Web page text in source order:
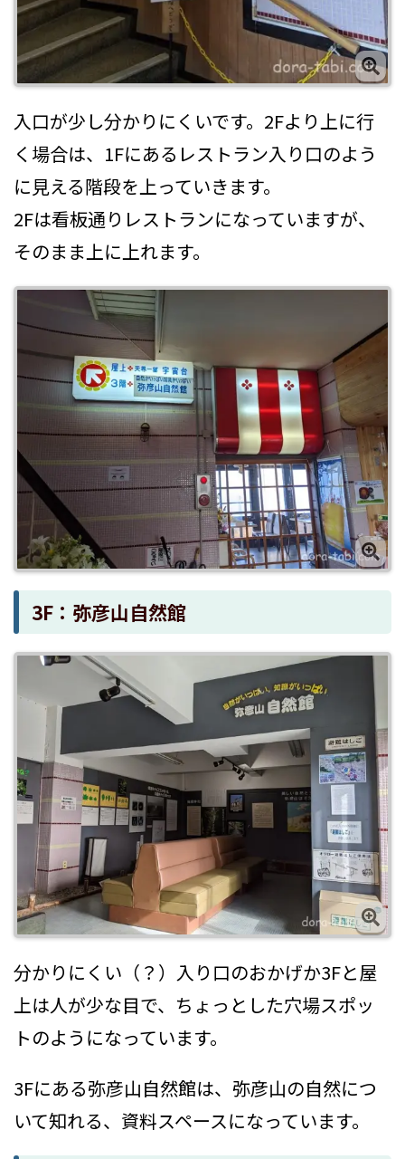
入口が少し分かりにくいです。2Fより上に行
く場合は、1Fにあるレストラン入り口のよう
に見える階段を上っていきます。
2Fは看板通りレストランになっていますが、
そのまま上に上れます。
3F：弥彦山自然館
分かりにくい（？）入り口のおかげか3Fと屋
上は人が少な目で、ちょっとした穴場スポッ
トのようになっています。
3Fにある弥彦山自然館は、弥彦山の自然につ
いて知れる、資料スペースになっています。